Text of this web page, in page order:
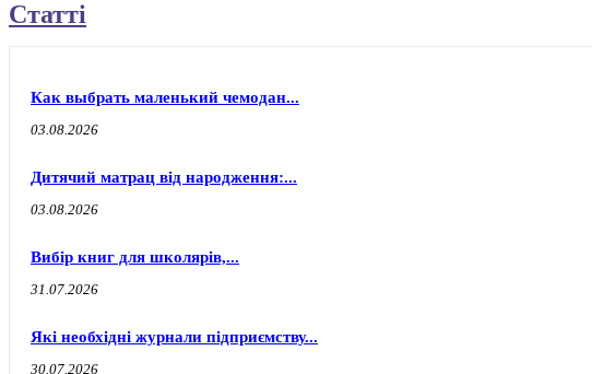
Статті
Как выбрать маленький чемодан...
03.08.2026
Дитячий матрац від народження:...
03.08.2026
Вибір книг для школярів,...
31.07.2026
Які необхідні журнали підприємству...
30.07.2026